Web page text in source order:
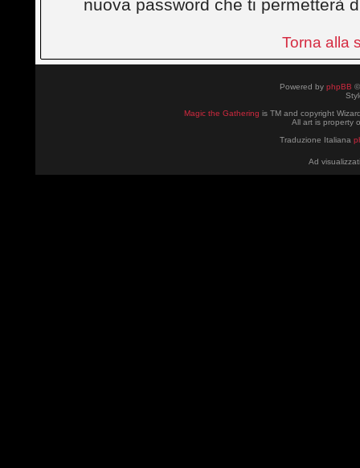
nuova password che ti permetterà
Torna alla
Powered by phpBB
Magic the Gathering is TM and copyright
All art is property
Traduzione Italiana
Ad